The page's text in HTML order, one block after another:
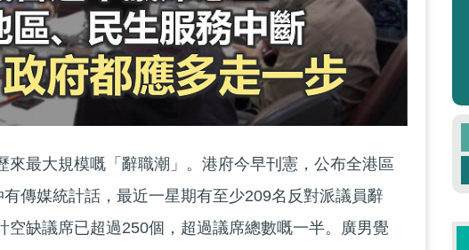
來最大規模嘅「辭職潮」。港府今早刊憲，公布全港區
傳媒統計話，最近一星期有至少209名反對派議員辭
空缺議席已超過250個，超過議席總數嘅一半。廣男覺